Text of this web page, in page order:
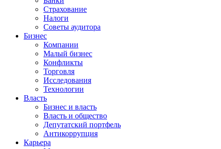
Страхование
Налоги
Советы аудитора
Бизнес
Компании
Малый бизнес
Конфликты
Торговля
Исследования
Технологии
Власть
Бизнес и власть
Власть и общество
Депутатский портфель
Антикоррупция
Карьера